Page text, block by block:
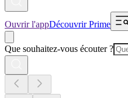
Ouvrir l'appDécouvrir Prime
Que souhaitez-vous écouter ?